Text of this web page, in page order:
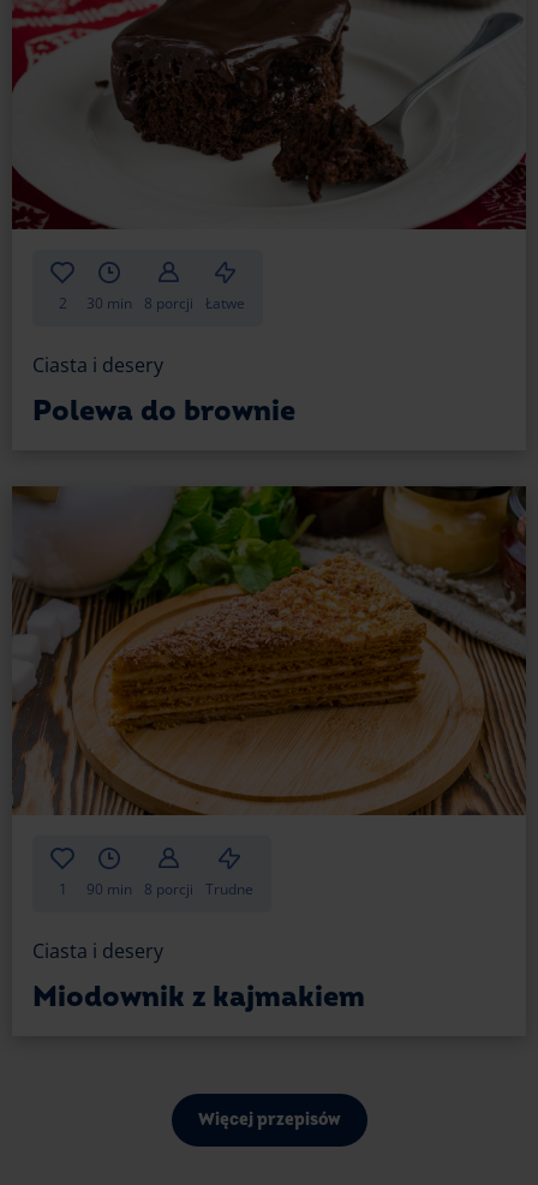
śniadaniowy i zabrać ze sobą, gdzie chcesz. Weź
kilka na spacer. Spakuj porcję do pracy i podziel się
z koleżankami i kolegami. Każdy doceni taki gest, bo
smakowitych wypieków nigdy dość.
Aby Twoje ciastka wyglądały jeszcze lepiej, możesz
na każde z nich nałożyć odrobinę ulubionej
konfitury, którą też z łatwością spakujesz do torby
2 30 min 8 porcji Łatwe
Ciasta i desery
Polewa do brownie
1 90 min 8 porcji Trudne
Ciasta i desery
Miodownik z kajmakiem
Więcej przepisów